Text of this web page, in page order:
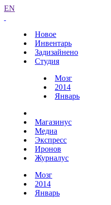
EN
Новое
Инвентарь
Задизайнено
Студия
Мозг
2014
Январь
Магазинус
Медиа
Экспресс
Иронов
Журналус
Мозг
2014
Январь